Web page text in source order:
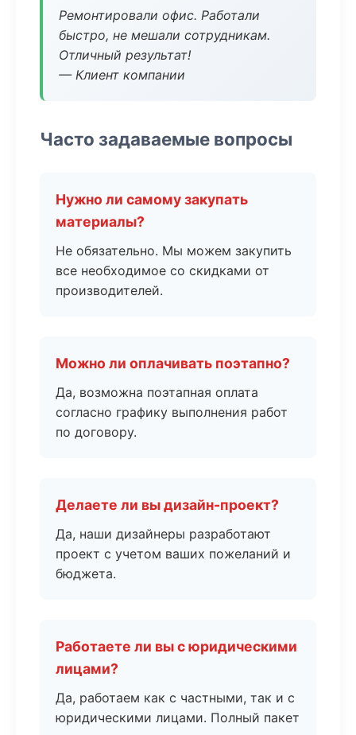
Ремонтировали офис. Работали
быстро, не мешали сотрудникам.
Отличный результат!
— Клиент компании
Часто задаваемые вопросы
Нужно ли самому закупать
материалы?
Не обязательно. Мы можем закупить
все необходимое со скидками от
производителей.
Можно ли оплачивать поэтапно?
Да, возможна поэтапная оплата
согласно графику выполнения работ
по договору.
Делаете ли вы дизайн-проект?
Да, наши дизайнеры разработают
проект с учетом ваших пожеланий и
бюджета.
Работаете ли вы с юридическими
лицами?
Да, работаем как с частными, так и с
юридическими лицами. Полный пакет